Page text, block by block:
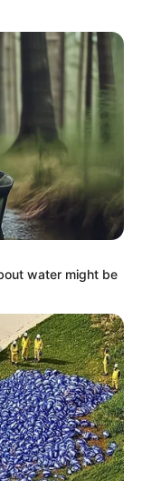
INI
water might be